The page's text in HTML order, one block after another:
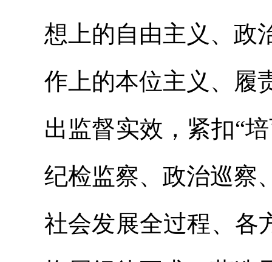
想上的自由主义、政
作上的本位主义、履
出监督实效，紧扣“
纪检监察、政治巡察
社会发展全过程、各